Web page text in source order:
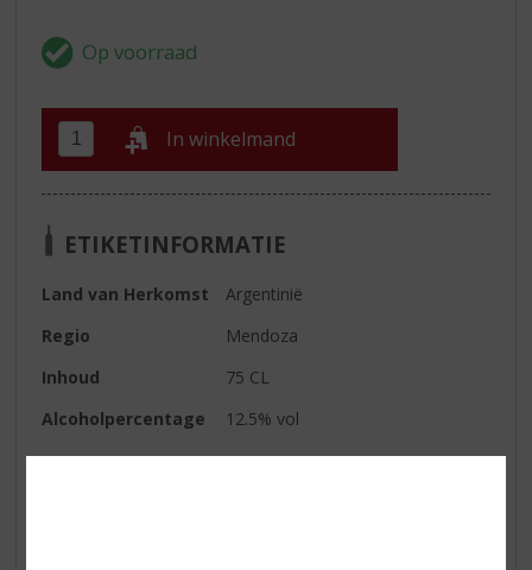
In winkelmand
ETIKETINFORMATIE
Land van Herkomst
Argentinië
Regio
Mendoza
Inhoud
75 CL
Alcoholpercentage
12.5% vol